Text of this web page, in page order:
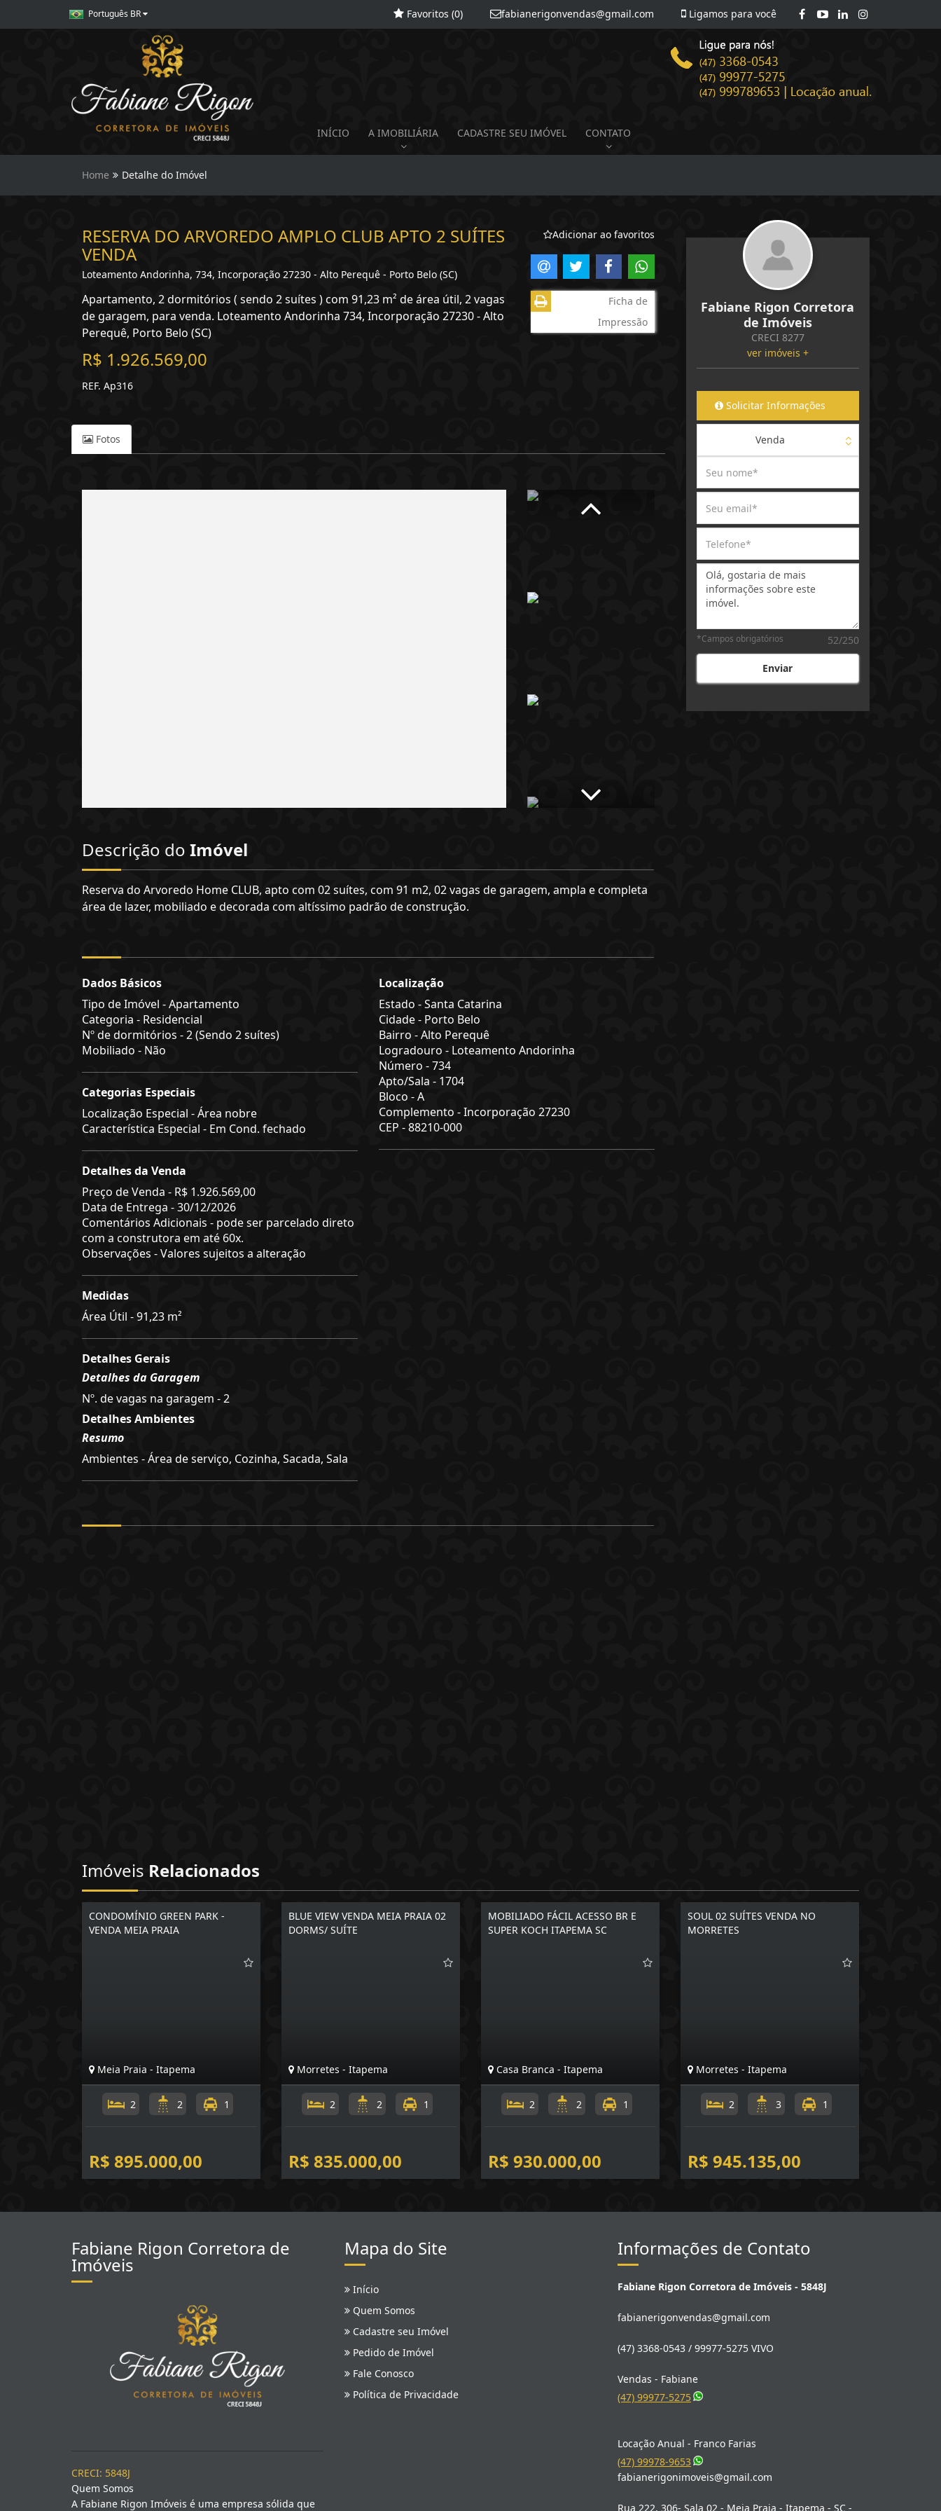
Português BR Ligamos para você
fabianerigonvendas@gmail.com
Favoritos (0)
INÍCIO A IMOBILIÁRIA CADASTRE SEU IMÓVEL CONTATO
Home Detalhe do Imóvel
RESERVA DO ARVOREDO AMPLO CLUB APTO 2 SUÍTES
VENDA
Loteamento Andorinha, 734, Incorporação 27230 - Alto Perequê - Porto Belo (SC)
Apartamento, 2 dormitórios ( sendo 2 suítes ) com 91,23 m² de área útil, 2 vagas
de garagem, para venda. Loteamento Andorinha 734, Incorporação 27230 - Alto
Perequê, Porto Belo (SC)
R$ 1.926.569,00
REF. Ap316
Adicionar ao favoritos
Ficha de
Impressão
Fotos
Descrição do Imóvel
Reserva do Arvoredo Home CLUB, apto com 02 suítes, com 91 m2, 02 vagas de garagem, ampla e completa
área de lazer, mobiliado e decorada com altíssimo padrão de construção.
Dados Básicos
Tipo de Imóvel - Apartamento
Categoria - Residencial
Nº de dormitórios - 2 (Sendo 2 suítes)
Mobiliado - Não
Categorias Especiais
Localização Especial - Área nobre
Característica Especial - Em Cond. fechado
Detalhes da Venda
Preço de Venda - R$ 1.926.569,00
Data de Entrega - 30/12/2026
Comentários Adicionais - pode ser parcelado direto
com a construtora em até 60x.
Observações - Valores sujeitos a alteração
Medidas
Área Útil - 91,23 m²
Detalhes Gerais
Detalhes da Garagem
Nº. de vagas na garagem - 2
Detalhes Ambientes
Resumo
Ambientes - Área de serviço, Cozinha, Sacada, Sala
Localização
Estado -Santa Catarina
Cidade - Porto Belo
Bairro -Alto Perequê
Logradouro - Loteamento Andorinha
Número -734
Apto/Sala - 1704
Bloco -A
Complemento -Incorporação 27230
CEP -88210-000
Fabiane Rigon Corretora
de Imóveis
CRECI 8277
ver imóveis +
Solicitar Informações
Venda
Mensagem:
52/250
*Campos obrigatórios
Enviar
Imóveis Relacionados
CONDOMÍNIO GREEN PARK -
VENDA MEIA PRAIA
Meia Praia - Itapema
2 2 1
R$ 895.000,00
BLUE VIEW VENDA MEIA PRAIA 02
DORMS/ SUÍTE
Morretes - Itapema
2 2 1
R$ 835.000,00
MOBILIADO FÁCIL ACESSO BR E
SUPER KOCH ITAPEMA SC
Casa Branca - Itapema
2 2 1
R$ 930.000,00
SOUL 02 SUÍTES VENDA NO
MORRETES
Morretes - Itapema
2 3 1
R$ 945.135,00
Fabiane Rigon Corretora de
Imóveis
CRECI: 5848J
Quem Somos
A Fabiane Rigon Imóveis é uma empresa sólida que
Mapa do Site
Início
Quem Somos
Cadastre seu Imóvel
Pedido de Imóvel
Fale Conosco
Política de Privacidade
Informações de Contato
Fabiane Rigon Corretora de Imóveis - 5848J
fabianerigonvendas@gmail.com
(47) 3368-0543 / 99977-5275 VIVO
Vendas - Fabiane
(47) 99977-5275
Locação Anual - Franco Farias
(47) 99978-9653
fabianerigonimoveis@gmail.com
Rua 222, 306- Sala 02 - Meia Praia - Itapema - SC -